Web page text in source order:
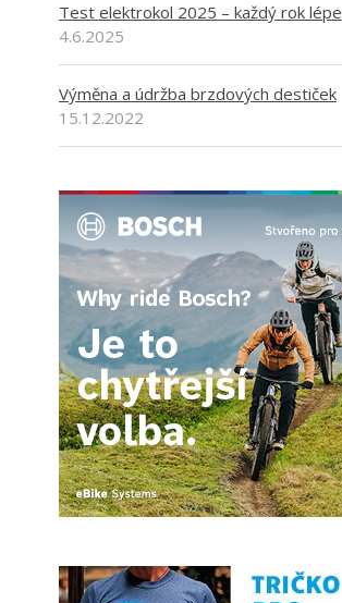
Test elektrokol 2025 – každý rok lépe
4.6.2025
Výměna a údržba brzdových destiček
15.12.2022